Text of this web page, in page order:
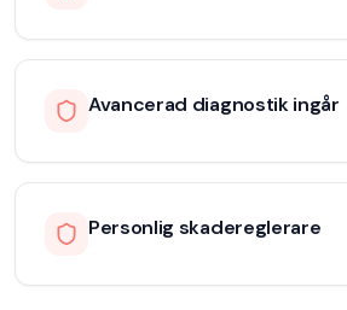
Avancerad diagnostik ingår
Personlig skadereglerare